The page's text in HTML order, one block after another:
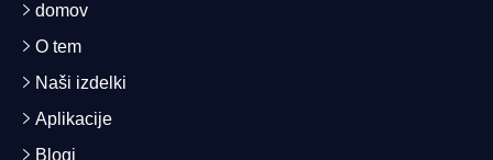
domov
O tem
Naši izdelki
Aplikacije
Blogi